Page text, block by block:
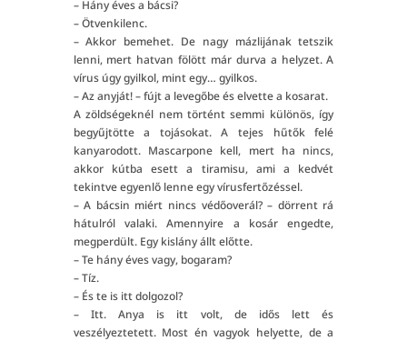
– Hány éves a bácsi?
– Ötvenkilenc.
– Akkor bemehet. De nagy mázlijának tetszik
lenni, mert hatvan fölött már durva a helyzet. A
vírus úgy gyilkol, mint egy… gyilkos.
– Az anyját! – fújt a levegőbe és elvette a kosarat.
A zöldségeknél nem történt semmi különös, így
begyűjtötte a tojásokat. A tejes hűtők felé
kanyarodott. Mascarpone kell, mert ha nincs,
akkor kútba esett a tiramisu, ami a kedvét
tekintve egyenlő lenne egy vírusfertőzéssel.
– A bácsin miért nincs védőoverál? – dörrent rá
hátulról valaki. Amennyire a kosár engedte,
megperdült. Egy kislány állt előtte.
– Te hány éves vagy, bogaram?
– Tíz.
– És te is itt dolgozol?
– Itt. Anya is itt volt, de idős lett és
veszélyeztetett. Most én vagyok helyette, de a